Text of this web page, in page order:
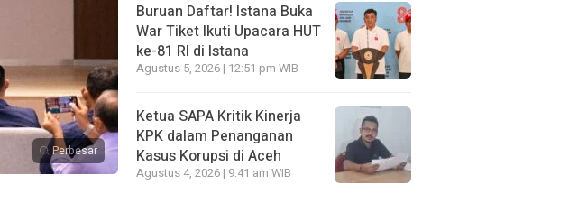
Perbesar
Buruan Daftar! Istana Buka
War Tiket Ikuti Upacara HUT
ke-81 RI di Istana
Agustus 5, 2026 | 12:51 pm WIB
Ketua SAPA Kritik Kinerja
KPK dalam Penanganan
Kasus Korupsi di Aceh
Agustus 4, 2026 | 9:41 am WIB